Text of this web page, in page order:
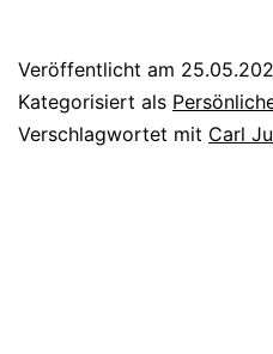
den
Vier
Veröffentlicht am
Kategorisiert als
Verschlagwortet mit Carl